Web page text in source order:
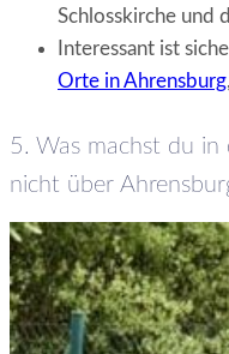
Schlosskirche und
Interessant ist
Orte in Ahrensburg
5. Was machst du in
nicht über